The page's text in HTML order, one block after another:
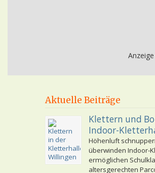
Anzeige
Aktuelle Beiträge
Klettern und
Indoor-
Höhenluft
überwinden Indoor-
ermöglichen
altersgerechten